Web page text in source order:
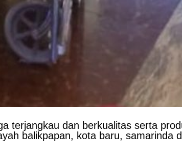
terjangkau dan berkualitas serta
balikpapan, kota baru, samarinda